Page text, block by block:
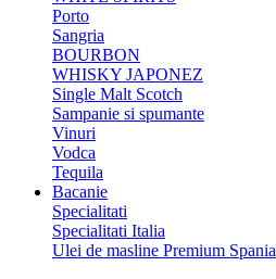
Porto
Sangria
BOURBON
WHISKY JAPONEZ
Single Malt Scotch
Sampanie si spumante
Vinuri
Vodca
Tequila
Bacanie
Specialitati
Specialitati Italia
Ulei de masline Premium Spania